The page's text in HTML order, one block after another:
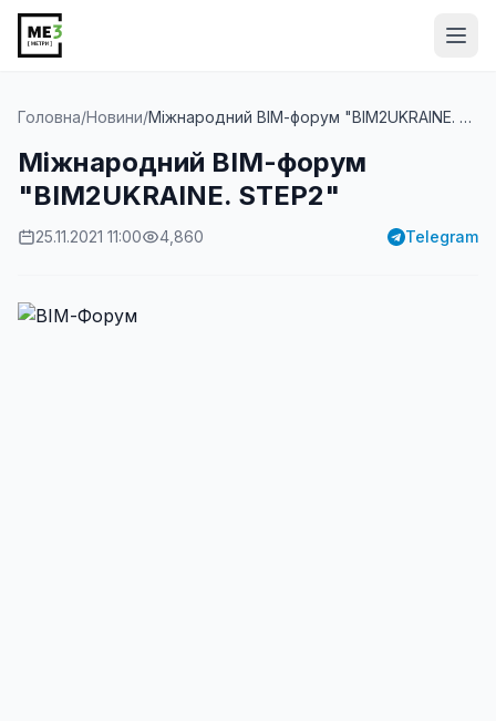
Головна/Новини/ Міжнародний ВІМ-форум "BIM2UKRAINE. STEP2"
Міжнародний ВІМ-форум
"BIM2UKRAINE. STEP2"
25.11.2021 11:00 4,860 Telegram